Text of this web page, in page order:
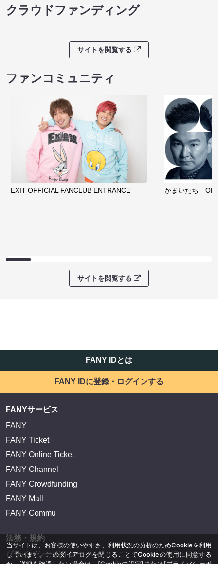
クラウドファンディング
サイトを閲覧する
ファンコミュニティ
EXIT OFFICIAL FANCLUB ENTRANCE かまいたち
サイトを閲覧する
FANY IDとは
FANY IDに登録・ログインする
FANYサービス
FANY
FANY Ticket
FANY Online Ticket
FANY Channel
FANY Crowdfunding
FANY Mall
FANY Commu
法務・規約
プライバシーポリシー
当サイトは、お客様の使いやすさ、利用状況の分析のためCookieを利用
しています。このダイアログを閉じることでCookieの使用に同意する